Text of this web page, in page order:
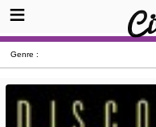
Genre :